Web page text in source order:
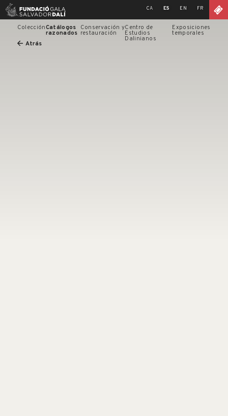
Skip
CA ES EN FR
ColecciónCatálogos
razonados
Conservación y
restauración
Centro de
Estudios
Dalinianos
Exposiciones
temporales
Atrás